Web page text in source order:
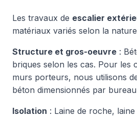
Les travaux de escalier
matériaux variés selon la
Structure et gros-oeuvre :
briques selon les cas. Pour les
murs porteurs, nous utilisons
béton dimensionnés par
Isolation : Laine de roche,